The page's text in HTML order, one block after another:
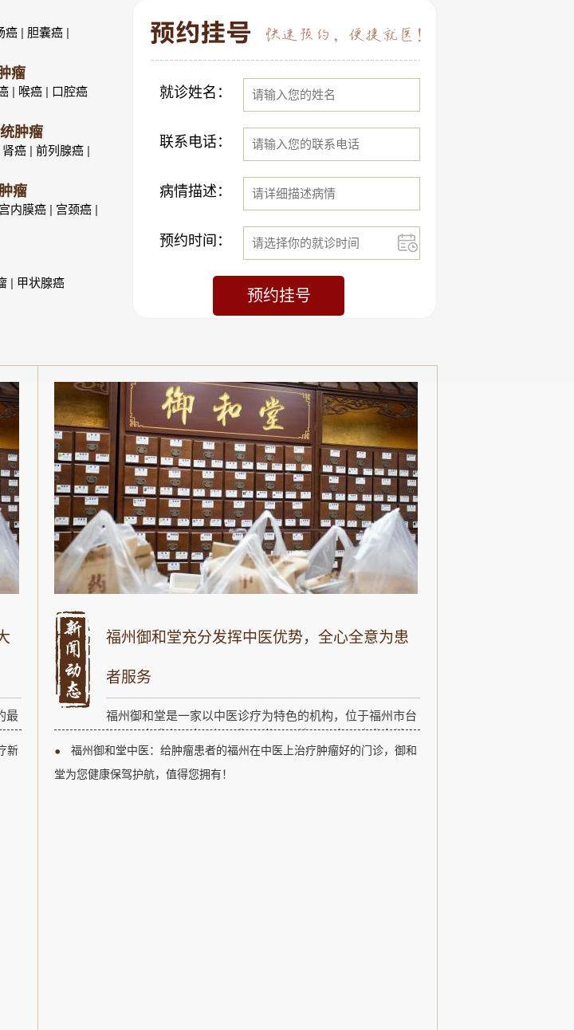
癌 | 胆囊癌 |
瘤
| 喉癌 | 口腔癌
肿瘤
肾癌 | 前列腺癌 |
瘤
内膜癌 | 宫颈癌 |
| 甲状腺癌
就诊姓名：
联系电话：
病情描述：
预约时间：
最
题
了
新
福州御和堂充分发挥中医优势，全心全意为患
者服务
福州御和堂是一家以中医诊疗为特色的机构，位于福州市台
江区。自成立以来，福州御和堂以医德、医术、追求卓越和
关爱生命为核心价值观，以治疗肿瘤疾病、常见病和疑难杂
病为特色。该机构采用中医特色诊疗形式，发扬了名老中医
福州御和堂中医：给肿瘤患者的福州在中医上治疗肿瘤好的门诊，御和
堂为您健康保驾护航，值得您拥有！